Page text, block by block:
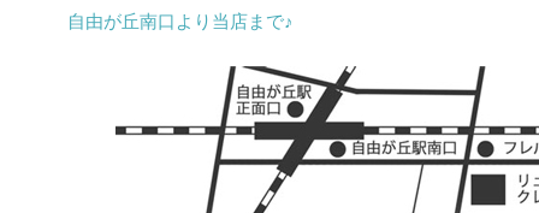
自由が丘南口より当店まで♪